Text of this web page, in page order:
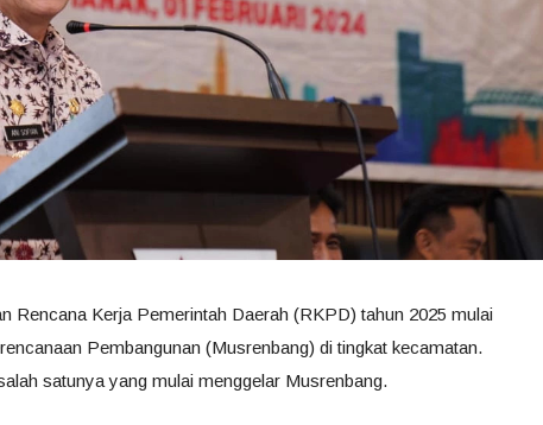
Rencana Kerja Pemerintah Daerah (RKPD) tahun 2025 mulai
Pembangunan (Musrenbang) di tingkat kecamatan.
satunya yang mulai menggelar Musrenbang.